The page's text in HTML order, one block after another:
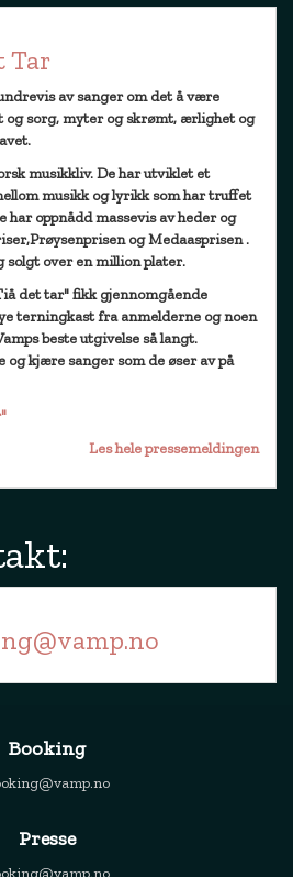
Tar
av sanger om det å være
og sorg, myter og skrømt, ærlighet og
musikkliv. De har utviklet et
musikk og lyrikk som har truffet
har oppnådd massevis av heder og
og Medaasprisen .
solgt over en million plater.
det tar" fikk gjennomgående
terningkast fra anmelderne og noen
beste utgivelse så langt.
og kjære sanger som de øser av på
Les hele pressemeldingen
Booking
Presse